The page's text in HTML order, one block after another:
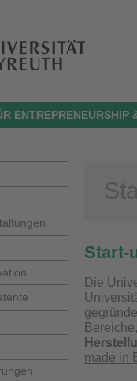
ENTREPRENEURSHIP
Start-
Die
made in